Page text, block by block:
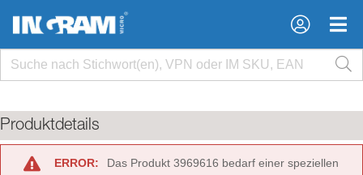
×
×
Produktdetails
ERROR:
Das Produkt 3969616 bedarf einer speziellen